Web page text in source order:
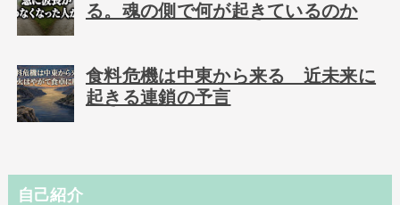
る。魂の側で何が起きているのか
食料危機は中東から来る 近未来に
起きる連鎖の予言
自己紹介